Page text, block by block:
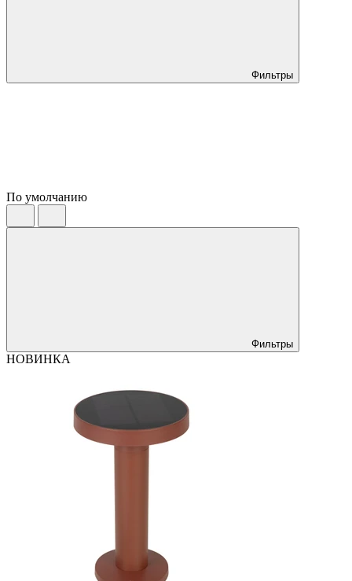
Фильтры
По умолчанию
Фильтры
НОВИНКА